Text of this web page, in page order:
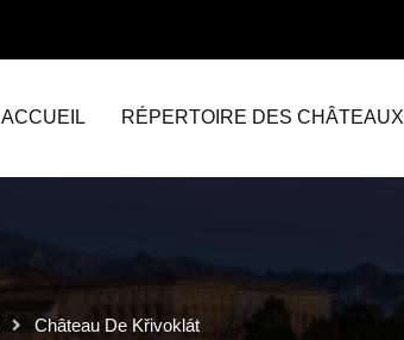
ACCUEIL RÉPERTOIRE DES CHÂTEAUX
Château De Křivoklát